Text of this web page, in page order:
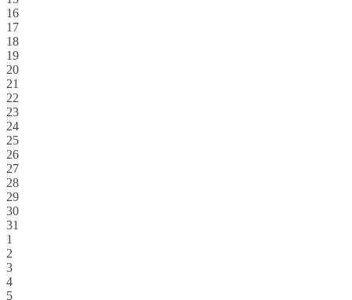
16
17
18
19
20
21
22
23
24
25
26
27
28
29
30
31
1
2
3
4
5